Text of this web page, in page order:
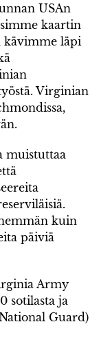
USAn
kaartin
kävimme läpi
Virginian
muistuttaa
kuin
päiviä
Army
sotilasta ja
Guard)